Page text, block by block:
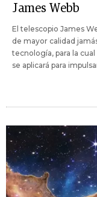
James Webb
El telescopio James
de mayor calidad
tecnología, para la
se aplicará para